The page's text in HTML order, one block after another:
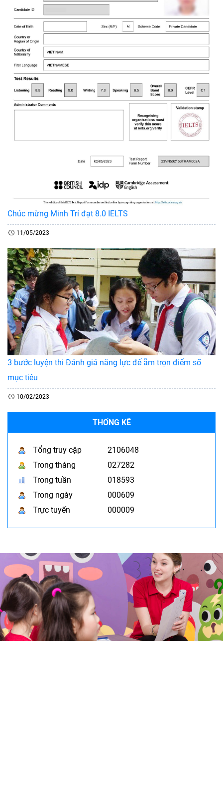
Chúc mừng Minh Trí đạt 8.0 IELTS
11/05/2023
3 bước luyện thi Đánh giá năng lực để ẵm trọn điểm số
mục tiêu
10/02/2023
THỐNG KÊ
Tổng truy cập
2106048
Trong tháng
027282
Trong tuần
018593
Trong ngày
000609
Trực tuyến
000009